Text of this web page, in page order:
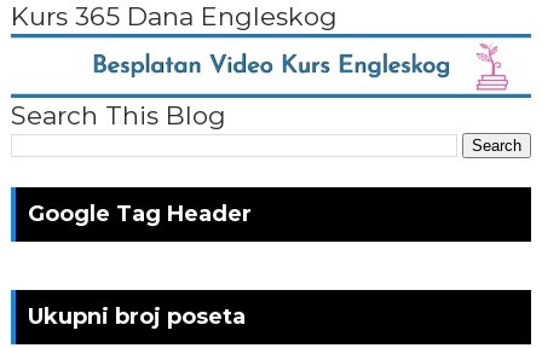
Kurs 365 Dana Engleskog
Search This Blog
Google Tag Header
Ukupni broj poseta